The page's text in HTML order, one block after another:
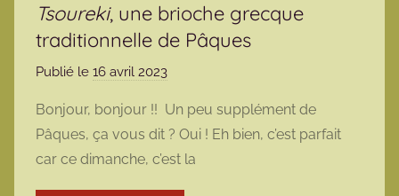
Tsoureki, une brioche grecque
traditionnelle de Pâques
Publié le 16 avril 2023
r
m
a
r
Bonjour, bonjour !! Un peu supplément de
Pâques, ça vous dit ? Oui ! Eh bien, c’est parfait
car ce dimanche, c’est la